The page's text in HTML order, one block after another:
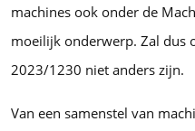
machines ook onder de
moeilijk onderwerp. Zal dus
2023/1230 niet anders zijn.
Van een samenstel van